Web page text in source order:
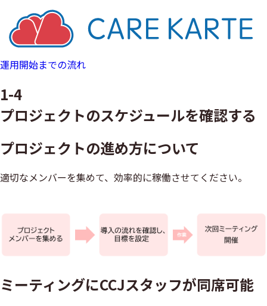
運用開始までの流れ
1-4
プロジェクトのスケジュールを確認する
プロジェクトの進め方について
適切なメンバーを集めて、効率的に稼働させてください。
ミーティングにCCJスタッフが同席可能